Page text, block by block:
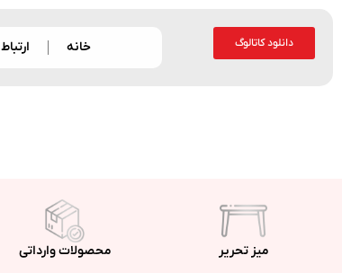
دانلود کاتالوگ خانه
میز تحریر محصولات وارداتی